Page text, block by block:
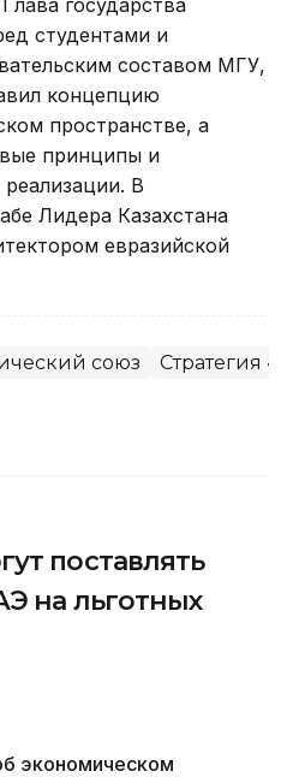
студентами и
составом МГУ,
концепцию
пространстве, а
принципы и
В
Лидера Казахстана
евразийской
союз Стратегия
поставлять
на льготных
экономическом